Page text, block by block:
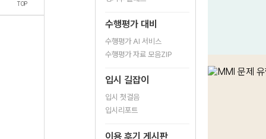
TOP
수행평가 대비
수행평가 AI 서비스
수행평가 자료 모음ZIP
입시 길잡이
입시 첫걸음
입시리포트
이용 후기 게시판